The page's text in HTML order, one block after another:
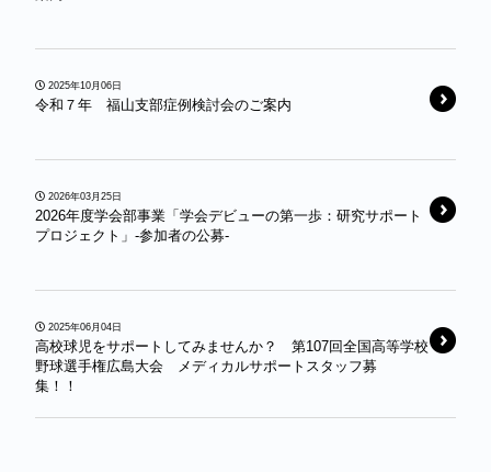
2025年10月06日
令和７年 福山支部症例検討会のご案内
2026年03月25日
2026年度学会部事業「学会デビューの第一歩：研究サポート
プロジェクト」-参加者の公募-
2025年06月04日
高校球児をサポートしてみませんか？ 第107回全国高等学校
野球選手権広島大会 メディカルサポートスタッフ募
集！！